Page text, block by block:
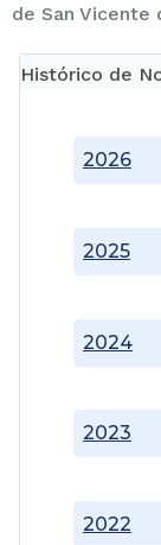
de San Vicente
Histórico de
2022
2023
2024
2025
2026